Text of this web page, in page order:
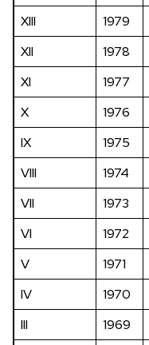
XIII
1979
XII
1978
XI
1977
X
1976
IX
1975
VIII
1974
VII
1973
VI
1972
V
1971
IV
1970
III
1969